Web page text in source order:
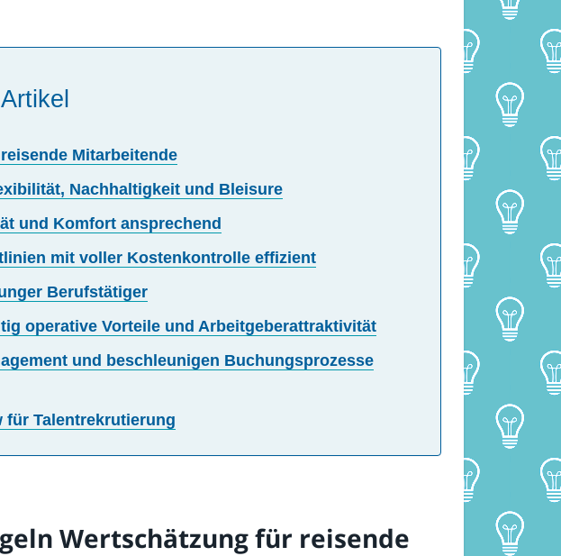
Mitarbeitende
Nachhaltigkeit und Bleisure
und Komfort ansprechend
mit voller Kostenkontrolle effizient
Berufstätiger
operative Vorteile und Arbeitgeberattraktivität
und beschleunigen Buchungsprozesse
für Talentrekrutierung
Wertschätzung für reisende